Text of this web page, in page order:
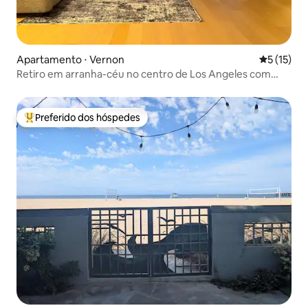
Apartamento ⋅ Vernon 5 de uma
5 (15)
Retiro em arranha-céu no centro de Los Angeles com
Entre os melhores preferidos dos hóspedes
Preferido dos hóspedes